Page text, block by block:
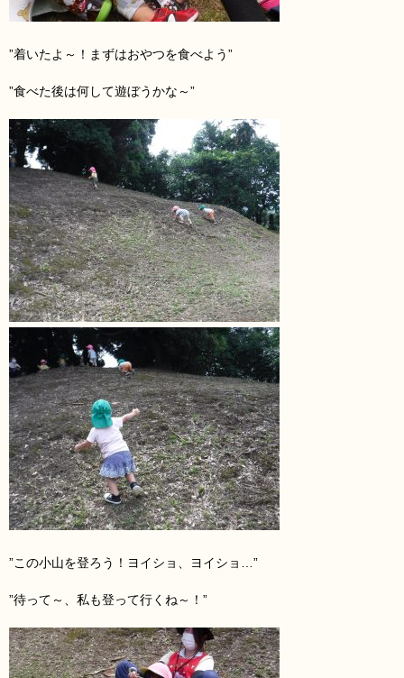
”着いたよ～！まずはおやつを食べよう”
”食べた後は何して遊ぼうかな～”
”この小山を登ろう！ヨイショ、ヨイショ…”
”待って～、私も登って行くね～！”